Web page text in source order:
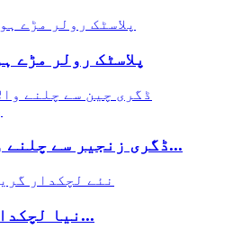
پلاسٹک رولر مڑے
ڈگری زنجیر سے چلنے والی خمیدہ...
نیا لچکدار گرپر کنو...